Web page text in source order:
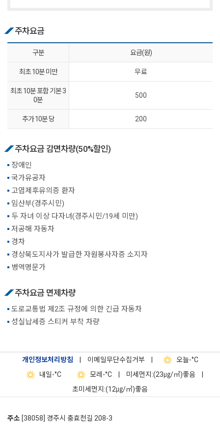
주차요금
구분 요금(원)
최초 10분 미만 무료
최초 10분 포함 기본 3
0분
500
추가 10분 당 200
주차요금 감면차량(50%할인)
장애인
국가유공자
고엽제후유의증 환자
임산부(경주시민)
두 자녀 이상 다자녀(경주시민/19세 미만)
저공해 자동차
경차
경상북도지사가 발급한 자원봉사자증 소지자
병역명문가
주차요금 면제차량
도로교통법 제2조 규정에 의한 긴급 자동차
성실납세증 스티커 부착 차량
개인정보처리방침 이메일무단수집거부 오늘-°C
내일-°C 모레 -°C 미세먼지:(23㎍/㎥)좋음
초미세먼지:(12㎍/㎥)좋음
주소 [38058] 경주시 충효천길 208-3